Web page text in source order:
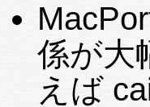
係が大
えば